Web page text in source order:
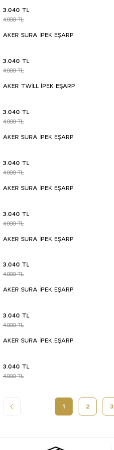
3.040 TL
4.000 TL
AKER SURA İPEK EŞARP
3.040 TL
4.000 TL
AKER TWİLL İPEK EŞARP
3.040 TL
4.000 TL
AKER SURA İPEK EŞARP
3.040 TL
4.000 TL
AKER SURA İPEK EŞARP
3.040 TL
4.000 TL
AKER SURA İPEK EŞARP
3.040 TL
4.000 TL
AKER SURA İPEK EŞARP
3.040 TL
4.000 TL
AKER SURA İPEK EŞARP
3.040 TL
4.000 TL
1 2 3